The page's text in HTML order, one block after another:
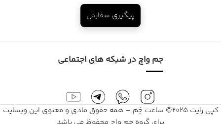
پیگیری سفارش
جم واچ در شبکه های اجتماعی
کپی رایت 2025© ساعت جَم – همه حقوق مادی و معنوی این وبسایت